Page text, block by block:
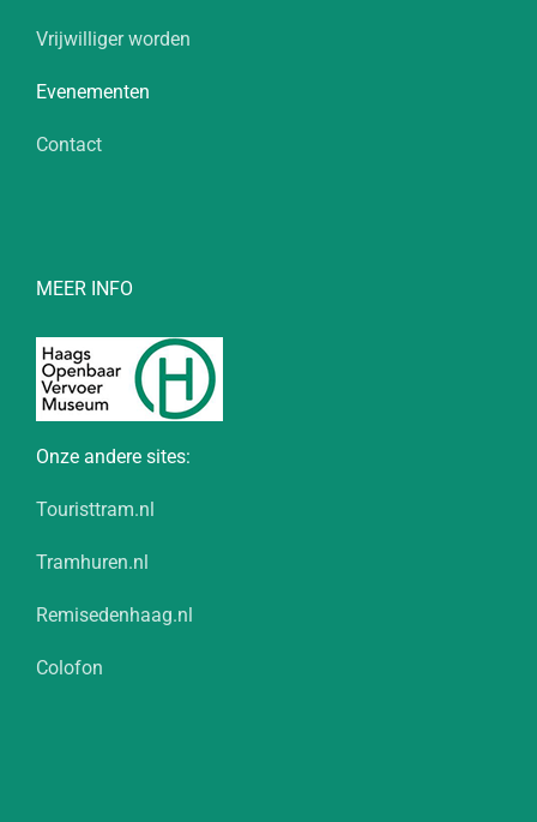
Vrijwilliger worden
Evenementen
Contact
MEER INFO
Onze andere sites:
Touristtram.nl
Tramhuren.nl
Remisedenhaag.nl
Colofon